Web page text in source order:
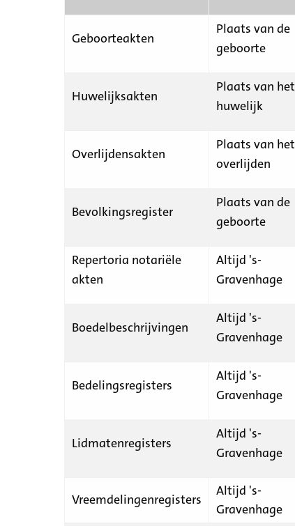
Geboorteakten
Plaats van de
geboorte
Huwelijksakten
Plaats van het
huwelijk
Overlijdensakten
Plaats van het
overlijden
Bevolkingsregister
Plaats van de
geboorte
Repertoria notariële
akten
Altijd 's-
Gravenhage
Boedelbeschrijvingen
Altijd 's-
Gravenhage
Bedelingsregisters
Altijd 's-
Gravenhage
Lidmatenregisters
Altijd 's-
Gravenhage
Vreemdelingenregisters
Altijd 's-
Gravenhage